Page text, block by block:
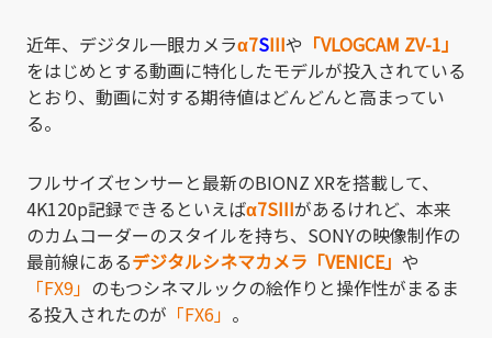
近年、デジタル一眼カメラα7SIIIや 「VLOGCAM ZV-1」
をはじめとする動画に特化したモデルが投入されている
とおり、動画に対する期待値はどんどんと高まってい
る。
フルサイズセンサーと最新のBIONZ XRを搭載して、
4K120p記録できるといえばα7SIIIがあるけれど、本来
のカムコーダーのスタイルを持ち、SONYの映像制作の
最前線にあるデジタルシネマカメラ「VENICE」 や
「FX9」 のもつシネマルックの絵作りと操作性がまるま
る投入されたのが 「FX6」 。